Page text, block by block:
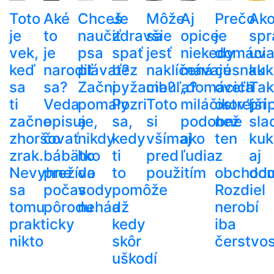
Toto
je
vek,
keď
sa
ti
začne
zhoršovať
zrak.
Nevyhne
sa
tomu
prakticky
nikto
Aké
to
je
narodiť
sa?
Veda
opisuje,
čo
bábätko
prežíva
počas
pôrodu
Chceš
naučiť
psa
plávať?
Začni
pomaly
a
nikdy
ho
do
vody
nehádž
Je
zdravšie
spať
bez
pyžama?
Pozri
sa,
kedy
ti
to
pomôže
a
kedy
skôr
uškodí
Môže
sa
jesť
naklíčená
cibuľa?
Toto
si
všímaj
pred
použitím
Aj
opice
niekedy
mávajú
„domácich
miláčikov”
podobne
ako
ľudia
Prečo
je
domáci
cesnak
oveľa
ostrejší
než
ten
z
Rozdiel
nerobí
iba
aj